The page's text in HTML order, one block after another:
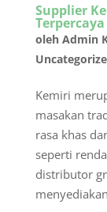
Supplier
Terpercaya
oleh Admin
Kemiri
masakan
rasa khas
seperti
distributor